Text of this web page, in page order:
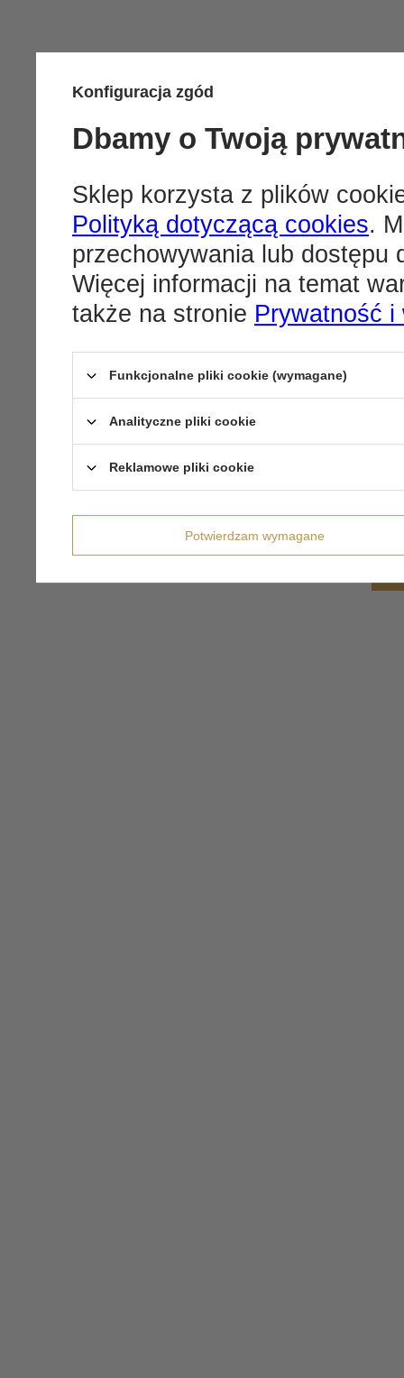
Konfiguracja zgód
Dbamy o Twoją
Sklep korzysta z plików
Polityką dotyczącą cookies.
przechowywania lub dostępu
Więcej informacji na temat
także na stronie Prywatność i
Funkcjonalne pliki cookie (wymagane)
Analityczne pliki cookie
Reklamowe pliki cookie
Potwierdzam wymagane